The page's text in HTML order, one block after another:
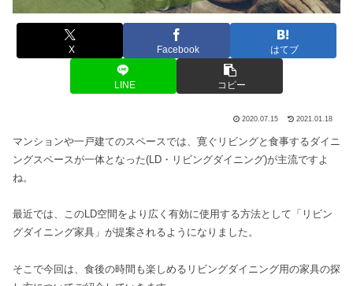
X Facebook はてブ
LINE コピー
2020.07.15 2021.01.18
マンションや一戸建てのスペースでは、寛ぐリビングと食事するダイニ
ングスペースが一体となった(LD・リビングダイニング)が主流ですよ
ね。
最近では、このLD空間をより広く有効に使用する方法として「リビン
グダイニング家具」が提案されるようになりました。
そこで今回は、食後の時間も楽しめるリビングダイニング用の家具の探